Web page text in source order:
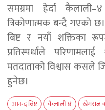
समग्रमा हेर्दा
त्रिकोणात्मक बन्दै गएको
बिष्ट र नयाँ शक्तिका
प्रतिस्पर्धाले
मतदाताको विश्वास कसले
हुनेछ।
आनन्द बिष्ट कैलाली ४ खेमराज